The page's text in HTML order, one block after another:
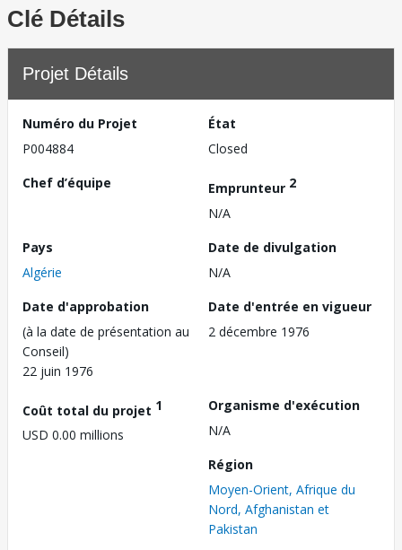
Clé Détails
Projet Détails
Numéro du Projet
P004884
État
Closed
Chef d’équipe
Emprunteur 2
N/A
Pays
Algérie
Date de divulgation
N/A
Date d'approbation
(à la date de présentation au
Conseil)
22 juin 1976
Date d'entrée en vigueur
2 décembre 1976
Coût total du projet 1
USD 0.00 millions
Organisme d'exécution
N/A
Région
Moyen-Orient, Afrique du
Nord, Afghanistan et
Pakistan